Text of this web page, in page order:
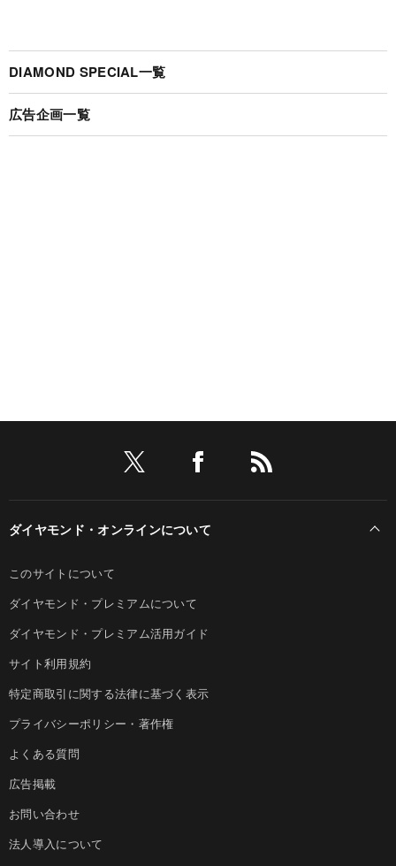
DIAMOND SPECIAL一覧
広告企画一覧
ダイヤモンド・オンラインについて
このサイトについて
ダイヤモンド・プレミアムについて
ダイヤモンド・プレミアム活用ガイド
サイト利用規約
特定商取引に関する法律に基づく表示
プライバシーポリシー・著作権
よくある質問
広告掲載
お問い合わせ
法人導入について